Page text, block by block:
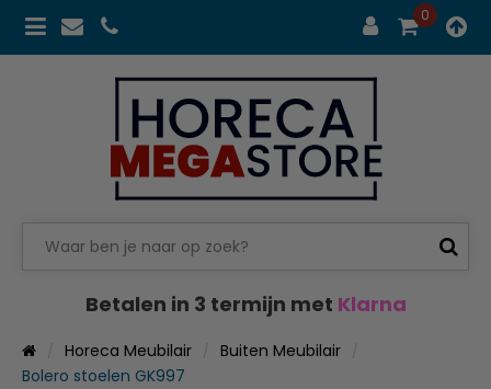
0
Betalen in 3 termijn met Klarna
Horeca Meubilair
Buiten Meubilair
Bolero stoelen GK997